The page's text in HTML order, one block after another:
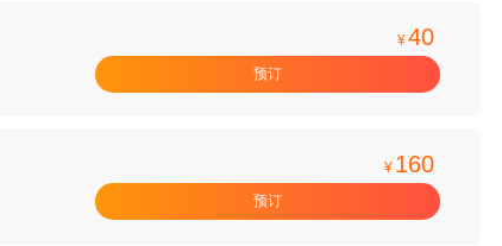
¥40
预订
¥ 160
预订